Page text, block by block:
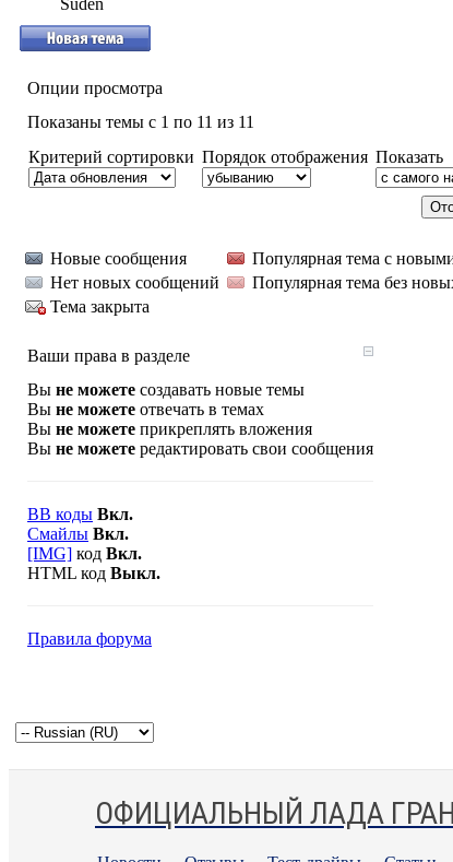
Suden
Опции просмотра
Показаны темы с 1 по 11 из 11
Критерий сортировки Порядок отображения Показать
Новые сообщения
Популярная тема с
Нет новых сообщений
Популярная тема без
Тема закрыта
Ваши права в разделе
Вы не можете создавать новые темы
Вы не можете отвечать в темах
Вы не можете прикреплять вложения
Вы не можете редактировать свои сообщения
BB коды Вкл.
Смайлы Вкл.
[IMG] код Вкл.
HTML код Выкл.
Правила форума
ОФИЦИАЛЬНЫЙ ЛАДА